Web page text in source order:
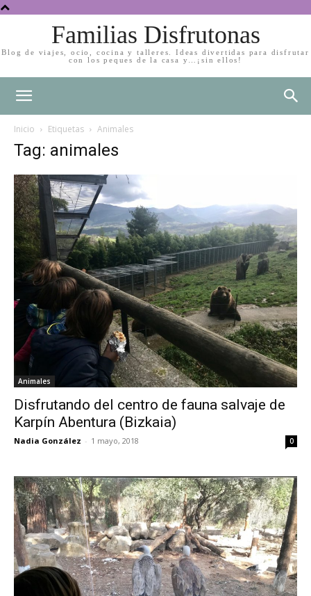
Familias Disfrutonas
Blog de viajes, ocio, cocina y talleres. Ideas divertidas para disfrutar
con los peques de la casa y…¡sin ellos!
Inicio Etiquetas Animales
Tag: animales
Animales
Disfrutando del centro de fauna salvaje de
Karpín Abentura (Bizkaia)
Nadia González - 1 mayo, 2018 0